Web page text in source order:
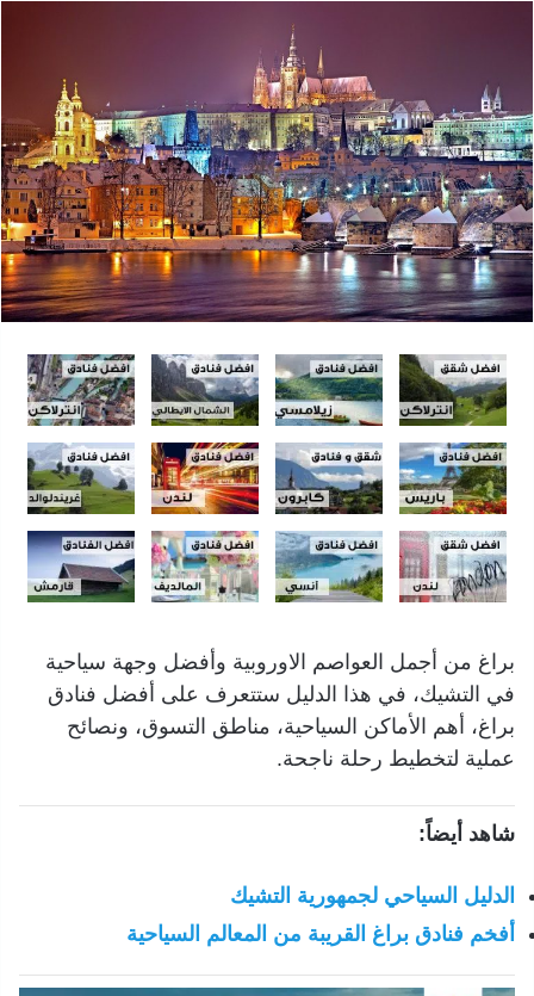
براغ من أجمل العواصم الاوروبية وأفضل وجهة سياحية
في التشيك، في هذا الدليل ستتعرف على أفضل فنادق
براغ، أهم الأماكن السياحية، مناطق التسوق، ونصائح
عملية لتخطيط رحلة ناجحة.
شاهد أيضاً:
الدليل السياحي لجمهورية التشيك
أفخم فنادق براغ القريبة من المعالم السياحية